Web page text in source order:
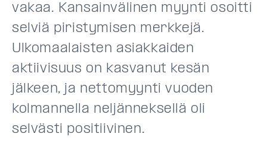
vakaa. Kansainvälinen myynti osoitti
selviä piristymisen merkkejä.
Ulkomaalaisten asiakkaiden
aktiivisuus on kasvanut kesän
jälkeen, ja nettomyynti vuoden
kolmannella neljänneksellä oli
selvästi positiivinen.